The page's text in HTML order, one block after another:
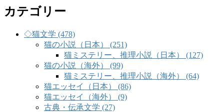
カテゴリー
◇猫文学 (478)
猫の小説（日本） (251)
猫ミステリー、推理小説（日本） (127)
猫の小説（海外） (99)
猫ミステリー、推理小説（海外） (64)
猫エッセイ（日本） (86)
猫エッセイ（海外） (9)
古典・伝承文学 (27)